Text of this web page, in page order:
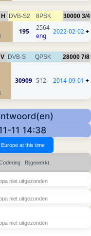
H DVB-S2 8PSK 30000 3/4
195
2564
eng
2022-02-02+
V DVB-S QPSK 28000 7/8
30909 512 2014-09-01 +
11 14:38
Bijgewerkt
niet uitgezonden
niet uitgezonden
niet uitgezonden